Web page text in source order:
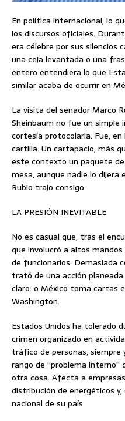
En política internacional, lo
los discursos oficiales.
era célebre por sus silencios
una ceja levantada o una
entero entendiera lo que
similar acaba de ocurrir en
La visita del senador Marco
Sheinbaum no fue un
cortesía protocolaria. Fue,
cartilla. Un cartapacio, más
este contexto un paquete
mesa, aunque nadie lo dijera
Rubio trajo consigo.
LA PRESIÓN INEVITABLE
No es casual que, tras el
que involucró a altos
de funcionarios. Demasiada
trató de una acción
claro: o México toma cartas
Washington.
Estados Unidos ha tolerado
crimen organizado en
tráfico de personas, siempre
rango de “problema interno”
otra cosa. Afecta a
distribución de energéticos
nacional de su país.